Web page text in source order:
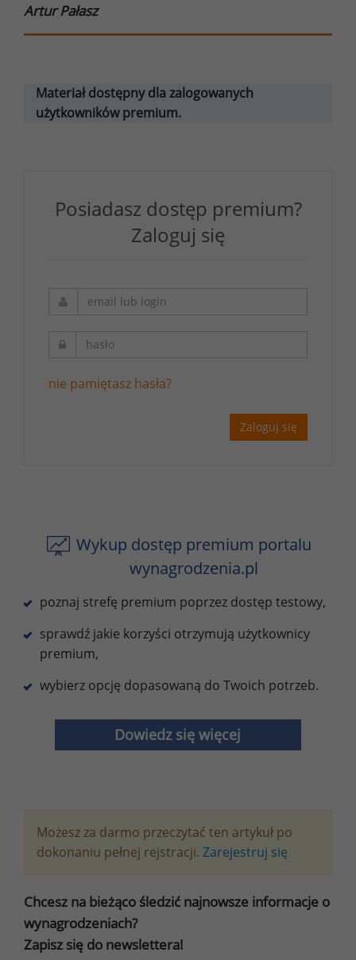
Artur Pałasz
Materiał dostępny dla zalogowanych
użytkowników premium.
Posiadasz dostęp premium?
Zaloguj się
nie pamiętasz hasła?
Zaloguj się
Wykup dostęp premium portalu
wynagrodzenia.pl
poznaj strefę premium poprzez dostęp testowy,
sprawdź jakie korzyści otrzymują użytkownicy
premium,
wybierz opcję dopasowaną do Twoich potrzeb.
Dowiedz się więcej
Możesz za darmo przeczytać ten artykuł po
dokonaniu pełnej rejstracji. Zarejestruj się
Chcesz na bieżąco śledzić najnowsze informacje o
wynagrodzeniach?
Zapisz się do newslettera!